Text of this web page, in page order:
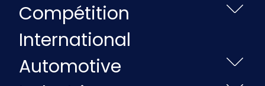
Compétition
International
Automotive